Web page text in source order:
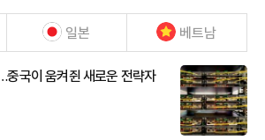
일본 베트남
국이 움켜쥔 새로운 전략자